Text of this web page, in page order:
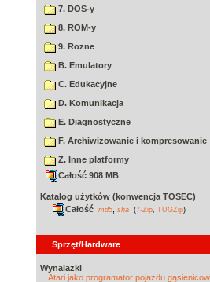
7. DOS-y
8. ROM-y
9. Rozne
B. Emulatory
C. Edukacyjne
D. Komunikacja
E. Diagnostyczne
F. Archiwizowanie i kompresowanie
Z. Inne platformy
Całość 908 MB
Katalog użytków (konwencja TOSEC)
Całość md5 sha (7-Zip TUGZip)
Sprzęt/Hardware
Wynalazki
Atari jako programator pojazdu